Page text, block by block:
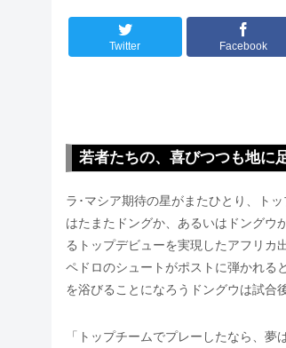
Twitter Facebook
若者たちの、喜びつつも地に
ラ･マシア期待の星がまたひとり、ト
はたまたドングか、あるいはドングウ
るトップデビューを実現したアフリカ
ペドロのシュートがポストに弾かれる
を浴びることになろうドングウは試合
「トップチームでプレーしたなら、